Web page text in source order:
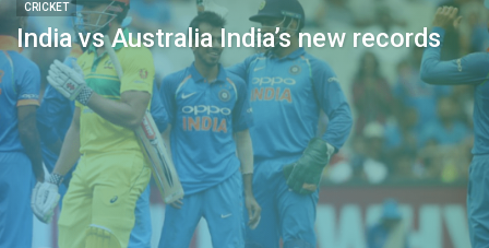
CRICKET
India vs Australia India’s new records